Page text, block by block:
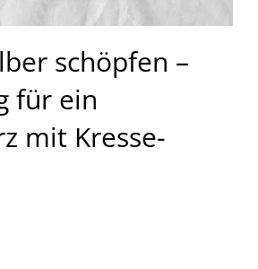
schöpfen –
für ein
mit Kresse-